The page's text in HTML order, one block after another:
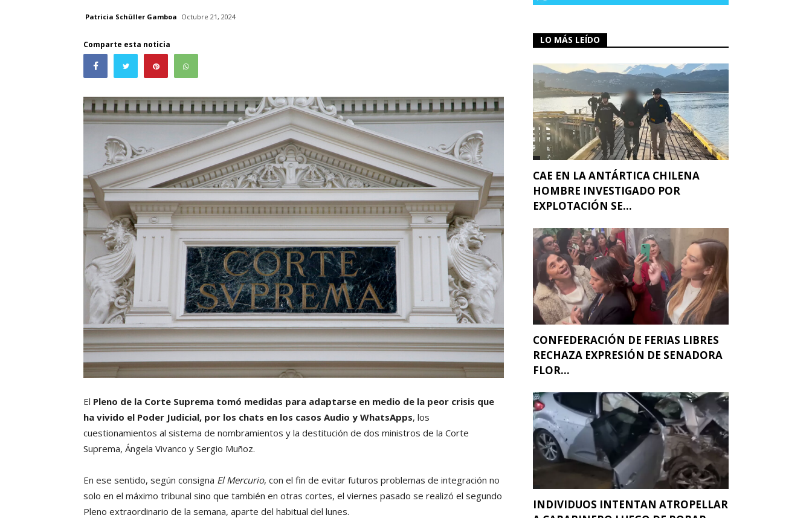
Patricia Schüller Gamboa Octubre 21, 2024
Comparte esta noticia
El Pleno de la Corte Suprema tomó medidas para adaptarse en medio de la peor crisis que
ha vivido el Poder Judicial, por los chats en los casos Audio y WhatsApps, los
cuestionamientos al sistema de nombramientos y la destitución de dos ministros de la Corte
Suprema, Ángela Vivanco y Sergio Muñoz.
En ese sentido, según consigna El Mercurio, con el fin de evitar futuros problemas de integración no
solo en el máximo tribunal sino que también en otras cortes, el viernes pasado se realizó el segundo
Pleno extraordinario de la semana, aparte del habitual del lunes.
LO MÁS LEÍDO
CAE EN LA ANTÁRTICA CHILENA
HOMBRE INVESTIGADO POR
EXPLOTACIÓN SE...
CONFEDERACIÓN DE FERIAS LIBRES
RECHAZA EXPRESIÓN DE SENADORA
FLOR...
INDIVIDUOS INTENTAN ATROPELLAR